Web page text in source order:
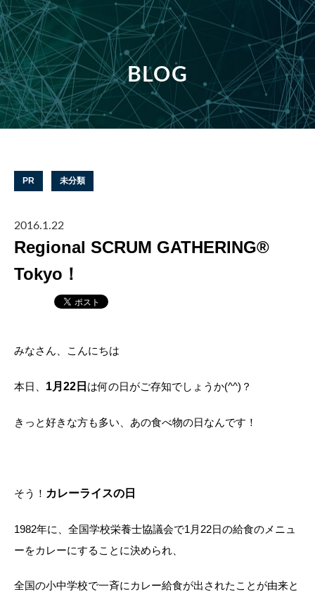
BLOG
PR 未分類
2016.1.22
Regional SCRUM GATHERING®
Tokyo！
みなさん、こんにちは
本日、 1月22日 は何の日がご存知でしょうか(^^)？
きっと好きな方も多い、あの食べ物の日なんです！
そう！ カレーライスの日
1982年に、全国学校栄養士協議会で1月22日の給食のメニュ
ーをカレーにすることに決められ、
全国の小中学校で一斉にカレー給食が出されたことが由来と